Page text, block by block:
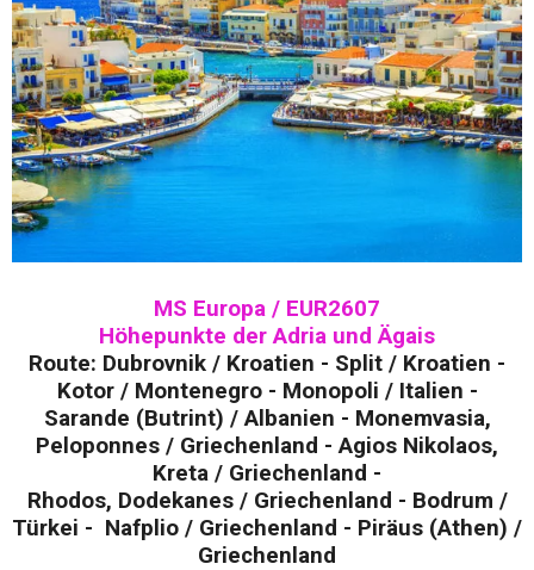
MS Europa / EUR2607
Höhepunkte der Adria und Ägais
Route: Dubrovnik / Kroatien - Split / Kroatien -
Kotor / Montenegro - Monopoli / Italien -
Sarande (Butrint) / Albanien - Monemvasia,
Peloponnes / Griechenland - Agios Nikolaos,
Kreta / Griechenland -
Rhodos, Dodekanes / Griechenland - Bodrum /
Türkei - Nafplio / Griechenland - Piräus (Athen) /
Griechenland